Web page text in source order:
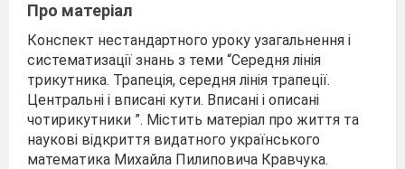
Про матеріал
Конспект нестандартного уроку узагальнення і
систематизації знань з теми “Середня лінія
трикутника. Трапеція, середня лінія трапеції.
Центральні і вписані кути. Вписані і описані
чотирикутники ”. Містить матеріал про життя та
наукові відкриття видатного українського
математика Михайла Пилиповича Кравчука.